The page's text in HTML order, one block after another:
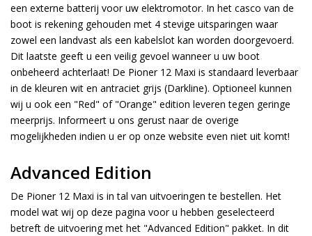
een externe batterij voor uw elektromotor. In het casco van de
boot is rekening gehouden met 4 stevige uitsparingen waar
zowel een landvast als een kabelslot kan worden doorgevoerd.
Dit laatste geeft u een veilig gevoel wanneer u uw boot
onbeheerd achterlaat! De Pioner 12 Maxi is standaard leverbaar
in de kleuren wit en antraciet grijs (Darkline). Optioneel kunnen
wij u ook een "Red" of "Orange" edition leveren tegen geringe
meerprijs. Informeert u ons gerust naar de overige
mogelijkheden indien u er op onze website even niet uit komt!
Advanced Edition
De Pioner 12 Maxi is in tal van uitvoeringen te bestellen. Het
model wat wij op deze pagina voor u hebben geselecteerd
betreft de uitvoering met het "Advanced Edition" pakket. In dit